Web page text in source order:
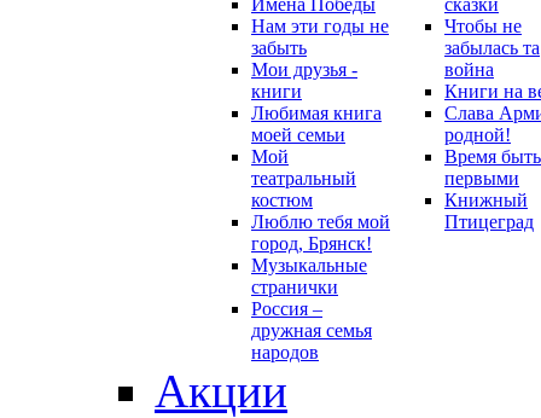
Имена Победы
Нам эти годы не
забыть
Мои друзья -
книги
Любимая книга
моей семьи
Мой
театральный
костюм
Люблю тебя мой
город, Брянск!
Музыкальные
странички
Россия –
дружная семья
народов
сказки
Чтобы не
забылась та
война
Книги на
Слава
родной!
Время быть
первыми
Книжный
Птицеград
Акции